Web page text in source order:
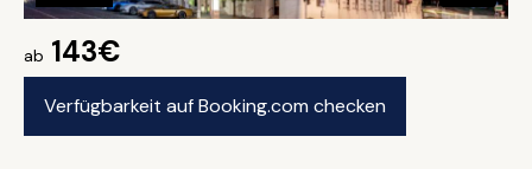
ab 143€
Verfügbarkeit auf Booking.com checken